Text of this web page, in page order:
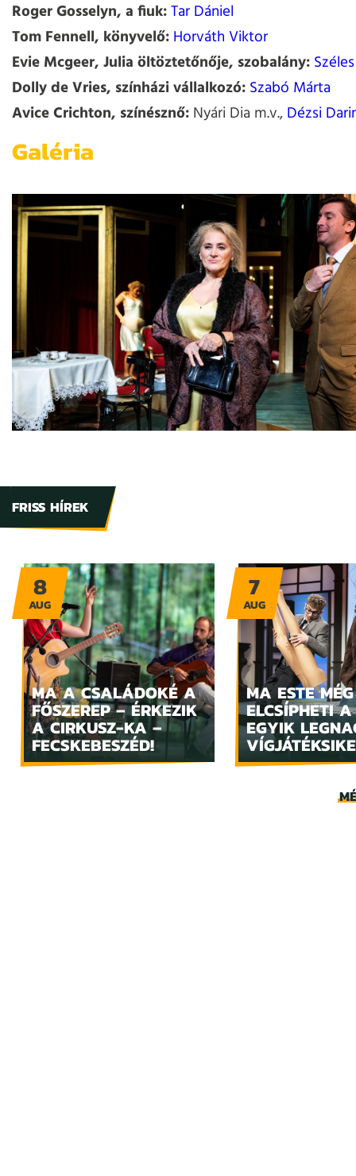
Roger Gosselyn, a fiuk:Tar Dániel
Tom Fennell, könyvelő:Horváth Viktor
Evie Mcgeer, Julia öltöztetőnője, szobalány:
Dolly de Vries, színházi vállalkozó:Szabó Márta
Avice Crichton, színésznő:Nyári Dia m.v.,Dézsi
Galéria
FRISS HÍREK
MA A CSALÁDOKÉ A
FŐSZEREP – ÉRKEZIK
A CIRKUSZ-KA –
FECSKEBESZÉD!
8
AUG
MA ESTE MÉG
ELCSÍPHETI
EGYIK
7
AUG